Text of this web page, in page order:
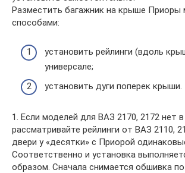
Разместить багажник на крыше Приоры
способами:
установить рейлинги (вдоль
универсале;
установить дуги поперек крыши.
1. Если моделей для ВАЗ 2170, 2172 нет
рассматривайте рейлинги от ВАЗ 2110,
двери у «десятки» с Приорой
Соответственно и установка
образом. Сначала снимается обшивка